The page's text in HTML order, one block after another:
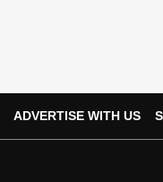
ADVERTISE WITH US